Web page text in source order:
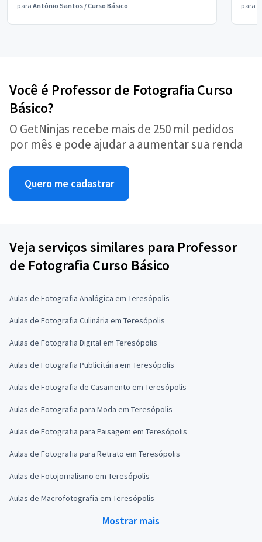
para Antônio Santos /Curso Básico para
Você é Professor de Fotografia Curso
Básico?
O GetNinjas recebe mais de 250 mil pedidos
por mês e pode ajudar a aumentar sua renda
Quero me cadastrar
Veja serviços similares para Professor
de Fotografia Curso Básico
Aulas de Fotografia Analógica em Teresópolis
Aulas de Fotografia Culinária em Teresópolis
Aulas de Fotografia Digital em Teresópolis
Aulas de Fotografia Publicitária em Teresópolis
Aulas de Fotografia de Casamento em Teresópolis
Aulas de Fotografia para Moda em Teresópolis
Aulas de Fotografia para Paisagem em Teresópolis
Aulas de Fotografia para Retrato em Teresópolis
Aulas de Fotojornalismo em Teresópolis
Aulas de Macrofotografia em Teresópolis
Mostrar mais